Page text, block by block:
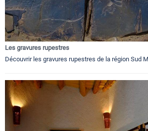
Les gravures rupestres
Découvrir les gravures rupestres de la région Sud